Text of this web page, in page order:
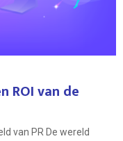
ROI van de
van PR De wereld